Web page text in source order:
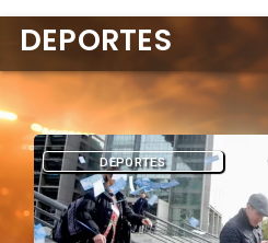
DEPORTES
DEPORTES